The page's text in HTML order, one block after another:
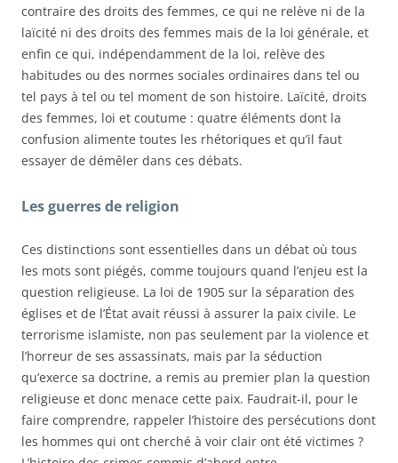
contraire des droits des femmes, ce qui ne relève ni de la
laïcité ni des droits des femmes mais de la loi générale, et
enfin ce qui, indépendamment de la loi, relève des
habitudes ou des normes sociales ordinaires dans tel ou
tel pays à tel ou tel moment de son histoire. Laïcité, droits
des femmes, loi et coutume : quatre éléments dont la
confusion alimente toutes les rhétoriques et qu’il faut
essayer de démêler dans ces débats.
Les guerres de religion
Ces distinctions sont essentielles dans un débat où tous
les mots sont piégés, comme toujours quand l’enjeu est la
question religieuse. La loi de 1905 sur la séparation des
églises et de l’État avait réussi à assurer la paix civile. Le
terrorisme islamiste, non pas seulement par la violence et
l’horreur de ses assassinats, mais par la séduction
qu’exerce sa doctrine, a remis au premier plan la question
religieuse et donc menace cette paix. Faudrait-il, pour le
faire comprendre, rappeler l’histoire des persécutions dont
les hommes qui ont cherché à voir clair ont été victimes ?